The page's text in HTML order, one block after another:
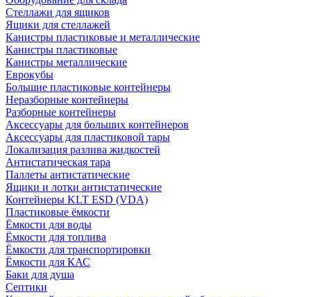
Стеллажи для ящиков
Ящики для стеллажей
Канистры пластиковые и металлические
Канистры пластиковые
Канистры металлические
Еврокубы
Большие пластиковые контейнеры
Неразборные контейнеры
Разборные контейнеры
Аксессуары для больших контейнеров
Аксессуары для пластиковой тары
Локализация разлива жидкостей
Антистатическая тара
Паллеты антистатические
Ящики и лотки антистатические
Контейнеры KLT ESD (VDA)
Пластиковые ёмкости
Ёмкости для воды
Ёмкости для топлива
Ёмкости для транспортировки
Ёмкости для КАС
Баки для душа
Септики